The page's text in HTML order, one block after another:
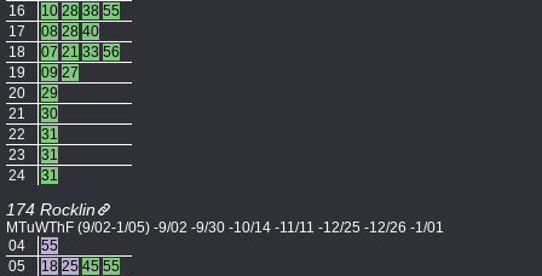
16
10 28 38 55
17
08 28 40
18
07 21 33 56
19
09 27
20
29
21
30
22
31
23
31
24
31
174 Rocklin
MTuWThF (9/02-1/05) -9/02 -9/30 -10/14 -11/11 -12/25 -12/26 -1/01
04
55
05
18 25 45 55